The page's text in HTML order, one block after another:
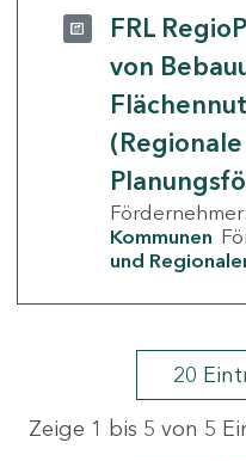
FRL
von
(Regionale
Fördernehmer:
Kommunen
und
20
Zeige 1 bis 5 von 5